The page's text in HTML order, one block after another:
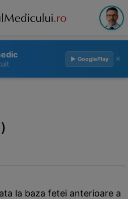
▶ GooglePlay ×
la baza fetei anterioare a